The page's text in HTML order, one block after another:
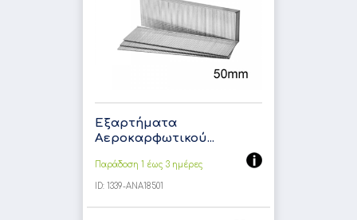
Εξαρτήματα
Αεροκαρφωτικού...
Παράδοση 1 έως 3 ημέρες
ID: 1339-ANA18501